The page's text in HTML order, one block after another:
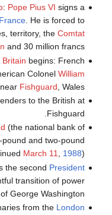
: Pope Pius VI signs a
. He is forced to
territory, the Comtat
and 30 million francs.
Britain begins: French
Colonel William
Fishguard , Wales.
to the British at
Fishguard.
(the national bank of
and two-pound
March 11, 1988).
the second President
transition of power
George Washington.
from the London